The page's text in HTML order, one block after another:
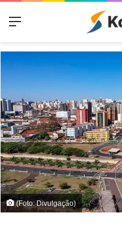
Menu
(Foto: Divulgação)